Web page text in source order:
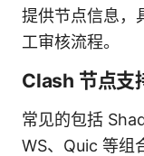
提供节点信息，
工审核流程。
Clash 节点支
常见的包括
WS、Quic 等组